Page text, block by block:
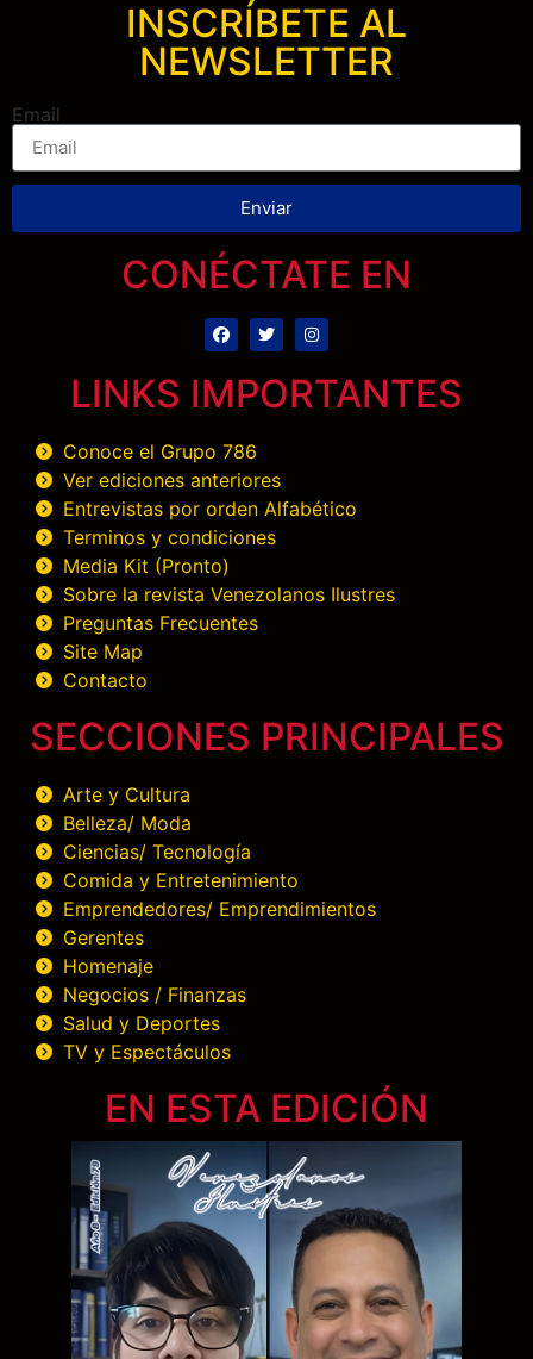
INSCRÍBETE AL
NEWSLETTER
Email
Enviar
CONÉCTATE EN
LINKS IMPORTANTES
Conoce el Grupo 786
Ver ediciones anteriores
Entrevistas por orden Alfabético
Terminos y condiciones
Media Kit (Pronto)
Sobre la revista Venezolanos Ilustres
Preguntas Frecuentes
Site Map
Contacto
SECCIONES PRINCIPALES
Arte y Cultura
Belleza/ Moda
Ciencias/ Tecnología
Comida y Entretenimiento
Emprendedores/ Emprendimientos
Gerentes
Homenaje
Negocios / Finanzas
Salud y Deportes
TV y Espectáculos
EN ESTA EDICIÓN